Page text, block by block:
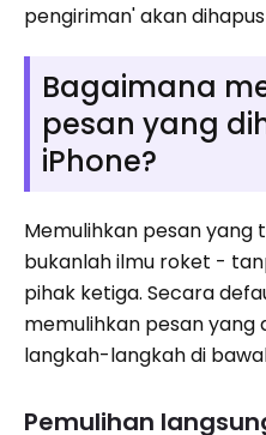
pengiriman' akan
Bagaimana
pesan yang
iPhone?
Memulihkan pesan yang
bukanlah ilmu roket -
pihak ketiga. Secara
memulihkan pesan yang
langkah-langkah di
Pemulihan